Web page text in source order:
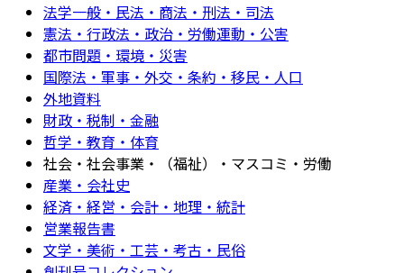
法学一般・民法・商法・刑法・司法
憲法・行政法・政治・労働運動・公害
都市問題・環境・災害
国際法・軍事・外交・条約・移民・人口
外地資料
財政・税制・金融
哲学・教育・体育
社会・社会事業・（福祉）・マスコミ・労働
産業・会社史
経済・経営・会計・地理・統計
営業報告書
文学・美術・工芸・考古・民俗